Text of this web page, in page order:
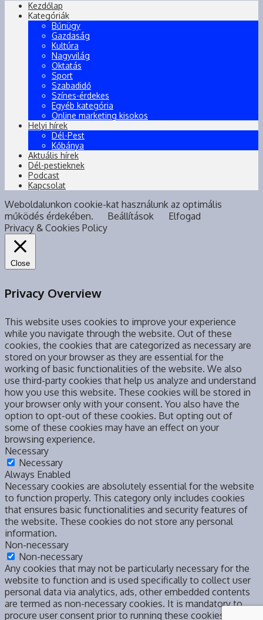
Kezdőlap
Kategóriák
Bűnügy
Gazdaság
Kultúra
Nagyvilág
Oktatás
Sport
Szabadidő
Színes-érdekes
Egyéb kategória
Online marketing kisokos
Helyi hírek
Dél-Pest
Kőbánya
Aktuális hírek
Dél-pestieknek
Podcast
Kapcsolat
Weboldalunkon cookie-kat használunk az optimális
működés érdekében.
Beállítások
Elfogad
Privacy & Cookies Policy
Close
Privacy Overview
This website uses cookies to improve your experience
while you navigate through the website. Out of these
cookies, the cookies that are categorized as necessary are
stored on your browser as they are essential for the
working of basic functionalities of the website. We also
use third-party cookies that help us analyze and understand
how you use this website. These cookies will be stored in
your browser only with your consent. You also have the
option to opt-out of these cookies. But opting out of
some of these cookies may have an effect on your
browsing experience.
Necessary
Necessary
Always Enabled
Necessary cookies are absolutely essential for the website
to function properly. This category only includes cookies
that ensures basic functionalities and security features of
the website. These cookies do not store any personal
information.
Non-necessary
Non-necessary
Any cookies that may not be particularly necessary for the
website to function and is used specifically to collect user
personal data via analytics, ads, other embedded contents
are termed as non-necessary cookies. It is mandatory to
procure user consent prior to running these cookies on